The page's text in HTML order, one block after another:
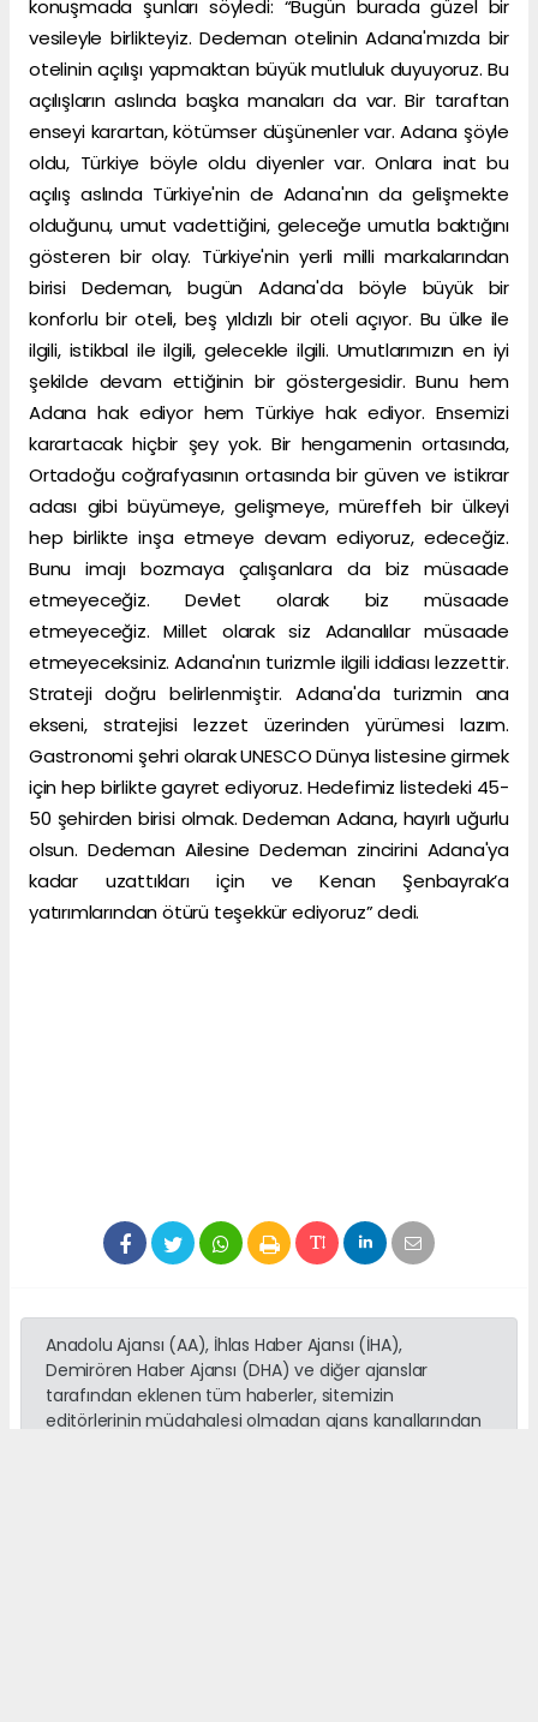
konuşmada şunları söyledi: “Bugün burada güzel bir
vesileyle birlikteyiz. Dedeman otelinin Adana'mızda bir
otelinin açılışı yapmaktan büyük mutluluk duyuyoruz. Bu
açılışların aslında başka manaları da var. Bir taraftan
enseyi karartan, kötümser düşünenler var. Adana şöyle
oldu, Türkiye böyle oldu diyenler var. Onlara inat bu
açılış aslında Türkiye'nin de Adana'nın da gelişmekte
olduğunu, umut vadettiğini, geleceğe umutla baktığını
gösteren bir olay. Türkiye'nin yerli milli markalarından
birisi Dedeman, bugün Adana'da böyle büyük bir
konforlu bir oteli, beş yıldızlı bir oteli açıyor. Bu ülke ile
ilgili, istikbal ile ilgili, gelecekle ilgili. Umutlarımızın en iyi
şekilde devam ettiğinin bir göstergesidir. Bunu hem
Adana hak ediyor hem Türkiye hak ediyor. Ensemizi
karartacak hiçbir şey yok. Bir hengamenin ortasında,
Ortadoğu coğrafyasının ortasında bir güven ve istikrar
adası gibi büyümeye, gelişmeye, müreffeh bir ülkeyi
hep birlikte inşa etmeye devam ediyoruz, edeceğiz.
Bunu imajı bozmaya çalışanlara da biz müsaade
etmeyeceğiz. Devlet olarak biz müsaade
etmeyeceğiz. Millet olarak siz Adanalılar müsaade
etmeyeceksiniz. Adana'nın turizmle ilgili iddiası lezzettir.
Strateji doğru belirlenmiştir. Adana'da turizmin ana
ekseni, stratejisi lezzet üzerinden yürümesi lazım.
Gastronomi şehri olarak UNESCO Dünya listesine girmek
için hep birlikte gayret ediyoruz. Hedefimiz listedeki 45-
50 şehirden birisi olmak. Dedeman Adana, hayırlı uğurlu
olsun. Dedeman Ailesine Dedeman zincirini Adana'ya
kadar uzattıkları için ve Kenan Şenbayrak’a
yatırımlarından ötürü teşekkür ediyoruz” dedi.
Anadolu Ajansı (AA), İhlas Haber Ajansı (İHA),
Demirören Haber Ajansı (DHA) ve diğer ajanslar
tarafından eklenen tüm haberler, sitemizin
editörlerinin müdahalesi olmadan ajans kanallarından